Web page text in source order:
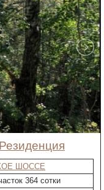
ШОССЕ
364 сотки